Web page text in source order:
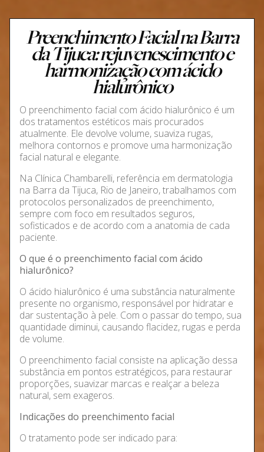
Preenchimento Facial na Barra
da Tijuca: rejuvenescimento e
harmonização com ácido
hialurônico
O preenchimento facial com ácido hialurônico é um
dos tratamentos estéticos mais procurados
atualmente. Ele devolve volume, suaviza rugas,
melhora contornos e promove uma harmonização
facial natural e elegante.
Na Clínica Chambarelli, referência em dermatologia
na Barra da Tijuca, Rio de Janeiro, trabalhamos com
protocolos personalizados de preenchimento,
sempre com foco em resultados seguros,
sofisticados e de acordo com a anatomia de cada
paciente.
O que é o preenchimento facial com ácido
hialurônico?
O ácido hialurônico é uma substância naturalmente
presente no organismo, responsável por hidratar e
dar sustentação à pele. Com o passar do tempo, sua
quantidade diminui, causando flacidez, rugas e perda
de volume.
O preenchimento facial consiste na aplicação dessa
substância em pontos estratégicos, para restaurar
proporções, suavizar marcas e realçar a beleza
natural, sem exageros.
Indicações do preenchimento facial
O tratamento pode ser indicado para: